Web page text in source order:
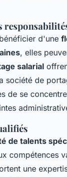
d'une
, elles
salarial
société de
de se
de talents
compétences
une